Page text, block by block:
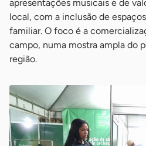
apresentações musicais e de
local, com a inclusão de
familiar. O foco é a
campo, numa mostra ampla do
região.